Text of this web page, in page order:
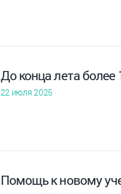
До конца лета
22 июля 2025
Помощь к новому